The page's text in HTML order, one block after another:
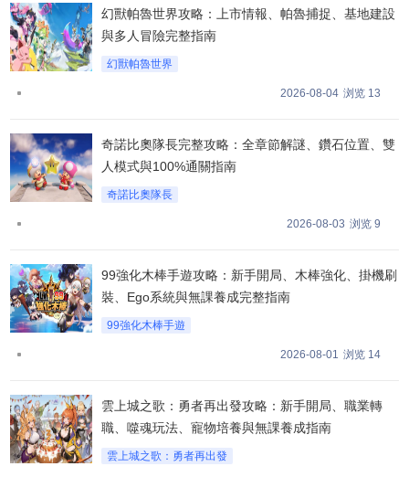
幻獸帕魯世界攻略：上市情報、帕魯捕捉、基地建設
與多人冒險完整指南
幻獸帕魯世界
浏览 13
2026-08-04
奇諾比奧隊長完整攻略：全章節解謎、鑽石位置、雙
人模式與100%通關指南
奇諾比奧隊長
浏览 9
2026-08-03
99強化木棒手遊攻略：新手開局、木棒強化、掛機刷
裝、Ego系統與無課養成完整指南
99強化木棒手遊
浏览 14
2026-08-01
雲上城之歌：勇者再出發攻略：新手開局、職業轉
職、噬魂玩法、寵物培養與無課養成指南
雲上城之歌：勇者再出發